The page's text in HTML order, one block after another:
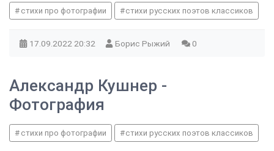
стихи про фотографии стихи русских поэтов классиков
17.09.2022 20:32 Борис Рыжий 0
Александр Кушнер -
Фотография
стихи про фотографии стихи русских поэтов классиков